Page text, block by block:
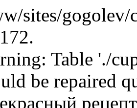
sites/gogolev/
Table './
be repaired